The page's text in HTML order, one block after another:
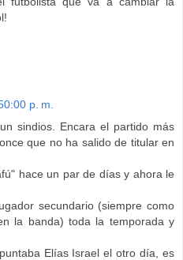
p. m.
sindios. Encara el partido más
que no ha salido de titular en
hace un par de días y ahora le
secundario (siempre como
la banda) toda la temporada y
Elías Israel el otro día, es